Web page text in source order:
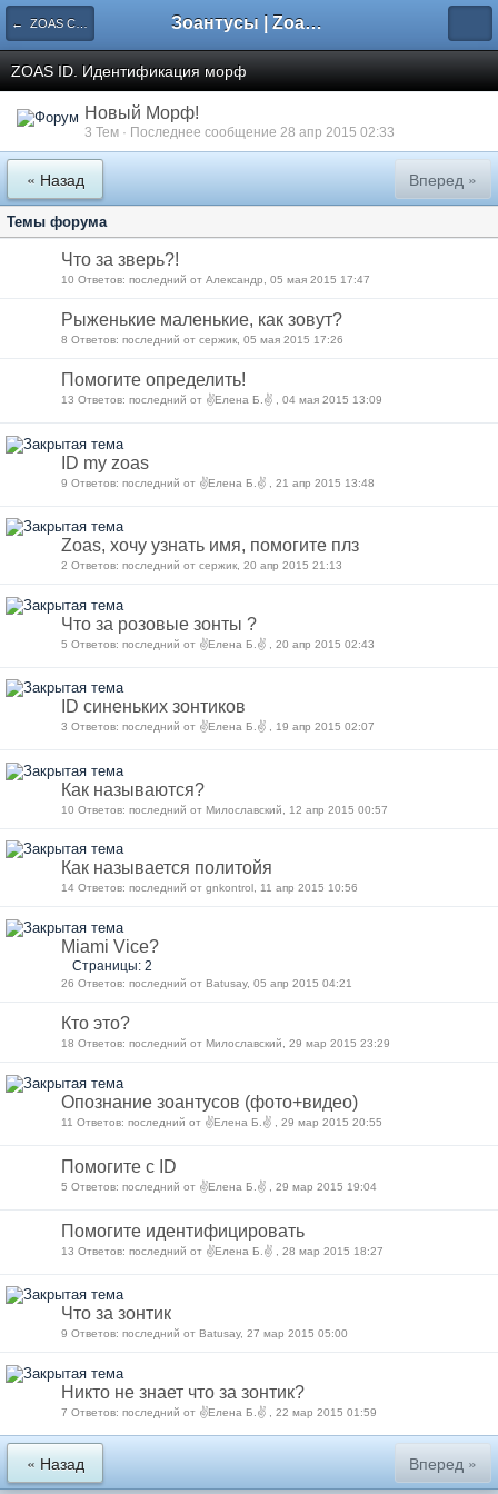
← ZOAS Сообщество Зоантусы | Zoasfan.ru
ZOAS ID. Идентификация морф
Новый Морф!
3 Тем · Последнее сообщение 28 апр 2015 02:33
« Назад Вперед »
Темы форума
Что за зверь?!
10 Ответов: последний от Александр, 05 мая 2015 17:47
Рыженькие маленькие, как зовут?
8 Ответов: последний от сержик, 05 мая 2015 17:26
Помогите определить!
13 Ответов: последний от ✌Елена Б.✌ , 04 мая 2015 13:09
ID my zoas
9 Ответов: последний от ✌Елена Б.✌ , 21 апр 2015 13:48
Zoas, хочу узнать имя, помогите плз
2 Ответов: последний от сержик, 20 апр 2015 21:13
Что за розовые зонты ?
5 Ответов: последний от ✌Елена Б.✌ , 20 апр 2015 02:43
ID синеньких зонтиков
3 Ответов: последний от ✌Елена Б.✌ , 19 апр 2015 02:07
Как называются?
10 Ответов: последний от Милославский, 12 апр 2015 00:57
Как называется политойя
14 Ответов: последний от gnkontrol, 11 апр 2015 10:56
Miami Vice?
Страницы: 2
26 Ответов: последний от Batusay, 05 апр 2015 04:21
Кто это?
18 Ответов: последний от Милославский, 29 мар 2015 23:29
Опознание зоантусов (фото+видео)
11 Ответов: последний от ✌Елена Б.✌ , 29 мар 2015 20:55
Помогите с ID
5 Ответов: последний от ✌Елена Б.✌ , 29 мар 2015 19:04
Помогите идентифицировать
13 Ответов: последний от ✌Елена Б.✌ , 28 мар 2015 18:27
Что за зонтик
9 Ответов: последний от Batusay, 27 мар 2015 05:00
Никто не знает что за зонтик?
7 Ответов: последний от ✌Елена Б.✌ , 22 мар 2015 01:59
« Назад Вперед »